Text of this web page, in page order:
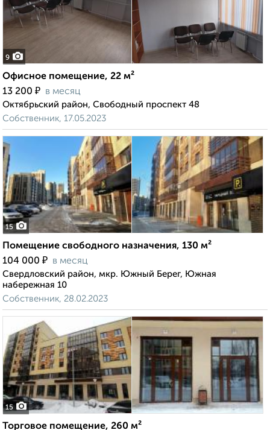
9
Офисное помещение, 22 м²
13 200 ₽ в месяц
Октябрьский район, Свободный проспект 48
Собственник, 17.05.2023
15
Помещение свободного назначения, 130 м²
104 000 ₽ в месяц
Свердловский район, мкр. Южный Берег, Южная
набережная 10
Собственник, 28.02.2023
15
Торговое помещение, 260 м²